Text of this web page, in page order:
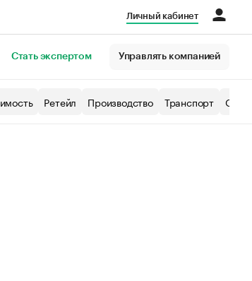
Личный кабинет
Стать экспертом Управлять компанией
Ретейл Производство Транспорт